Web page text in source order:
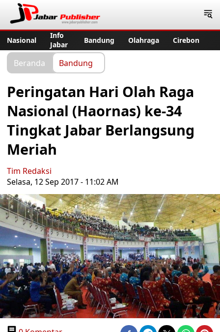
Nasional
Info
Jabar
Bandung Olahraga Cirebon
Beranda Bandung
Peringatan Hari Olah Raga
Nasional (Haornas) ke-34
Tingkat Jabar Berlangsung
Meriah
Tim Redaksi
Selasa, 12 Sep 2017 - 11:02 AM